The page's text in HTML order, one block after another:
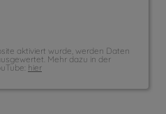
aktiviert wurde, werden Daten
Mehr dazu in der
hier